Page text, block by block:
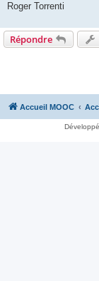
Roger Torrenti
Répondre
Accueil MOOC